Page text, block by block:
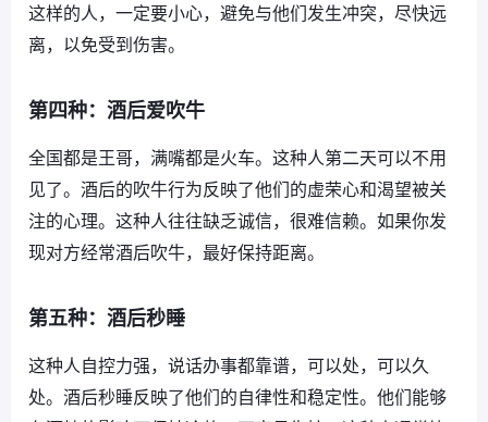
这样的人，一定要小心，避免与他们发生冲突，尽快远
离，以免受到伤害。
第四种：酒后爱吹牛
全国都是王哥，满嘴都是火车。这种人第二天可以不用
见了。酒后的吹牛行为反映了他们的虚荣心和渴望被关
注的心理。这种人往往缺乏诚信，很难信赖。如果你发
现对方经常酒后吹牛，最好保持距离。
第五种：酒后秒睡
这种人自控力强，说话办事都靠谱，可以处，可以久
处。酒后秒睡反映了他们的自律性和稳定性。他们能够